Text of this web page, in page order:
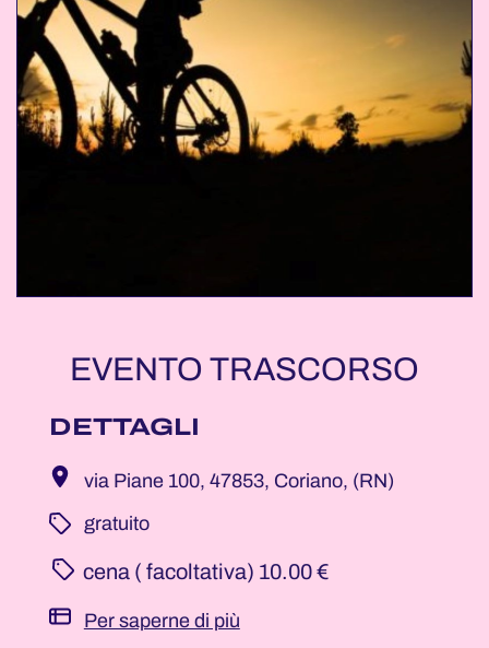
EVENTO TRASCORSO
DETTAGLI
via Piane 100, 47853, Coriano, (RN)
­ gratuito
cena ( facoltativa) 10.00 €
Per saperne di più